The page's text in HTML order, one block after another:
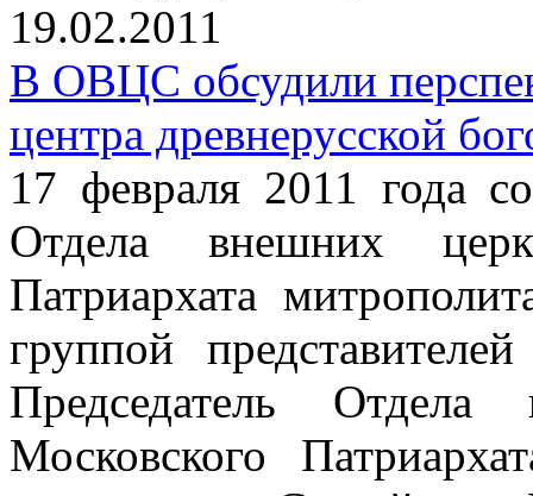
19.02.2011
В ОВЦС обсудили
центра древнерусской
17 февраля 2011 года
Отдела внешних
Патриархата
группой
Председатель
Московского